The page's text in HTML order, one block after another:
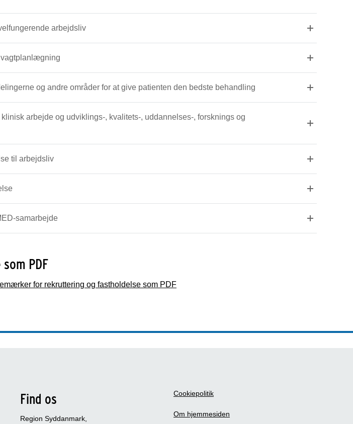
Vi skaber rammerne for et godt og velfungerende arbejdsliv
vagtplanlægning
Vi arbejder tværfagligt på sengeafdelingerne og andre områder for at give patienten den bedste behandling
, uddannelses-, forsknings og
til arbejdsliv
samarbejde
PDF
for rekruttering og fastholdelse som PDF
Find os
Region Syddanmark,
Cookiepolitik
Om hjemmesiden